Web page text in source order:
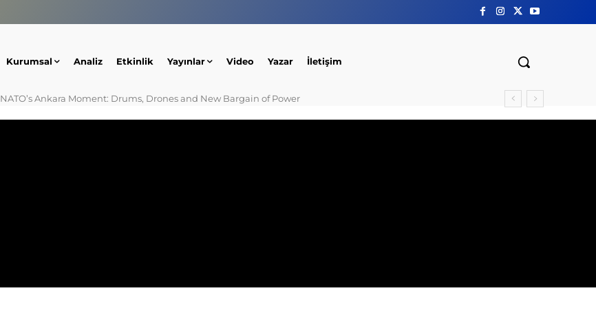
Kurumsal Analiz Etkinlik Yayınlar Video Yazar İletişim
NATO’s Ankara Moment: Drums, Drones and New Bargain of Power